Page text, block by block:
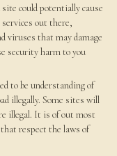
could potentially cause
services out there,
viruses that may damage
security harm to you
to be understanding of
illegally. Some sites will
illegal. It is of out most
respect the laws of